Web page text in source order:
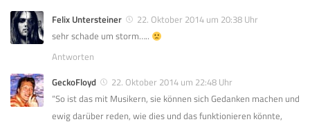
Felix Untersteiner
22. Oktober 2014 um 20:38 Uhr
sehr schade um storm…..
Antworten
GeckoFloyd
22. Oktober 2014 um 22:48 Uhr
“So ist das mit Musikern, sie können sich Gedanken machen und
ewig darüber reden, wie dies und das funktionieren könnte,